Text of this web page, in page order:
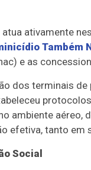
ativamente
Também
e as
dos terminais
ambiente
efetiva, tanto em
Social